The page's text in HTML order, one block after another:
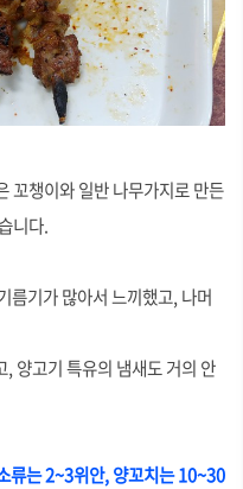
꼬챙이와 일반 나무가지로 만든
니다.
름기가 많아서 느끼했고, 나머
양고기 특유의 냄새도 거의 안
류는 2~3위안, 양꼬치는 10~30